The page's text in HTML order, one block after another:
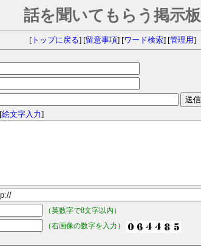
話を聞いてもらう掲示板
[トップに戻る] [留意事項] [ワード検索] [管理用]
[絵文字入力]
（英数字で8文字以内）
（右画像の数字を入力）